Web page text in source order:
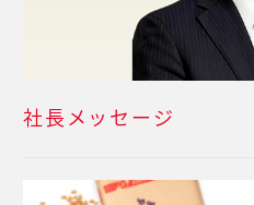
社長メッセージ